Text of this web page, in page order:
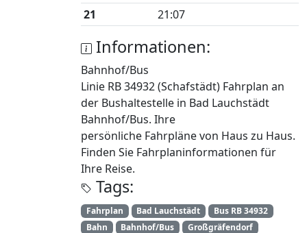
21
21:07
Informationen:
Bahnhof/Bus
Linie RB 34932 (Schafstädt) Fahrplan an
der Bushaltestelle in Bad Lauchstädt
Bahnhof/Bus. Ihre
persönliche Fahrpläne von Haus zu Haus.
Finden Sie Fahrplaninformationen für
Ihre Reise.
Tags:
Fahrplan Bad Lauchstädt
Bus RB 34932
Bahn
Bahnhof/Bus Großgräfendorf